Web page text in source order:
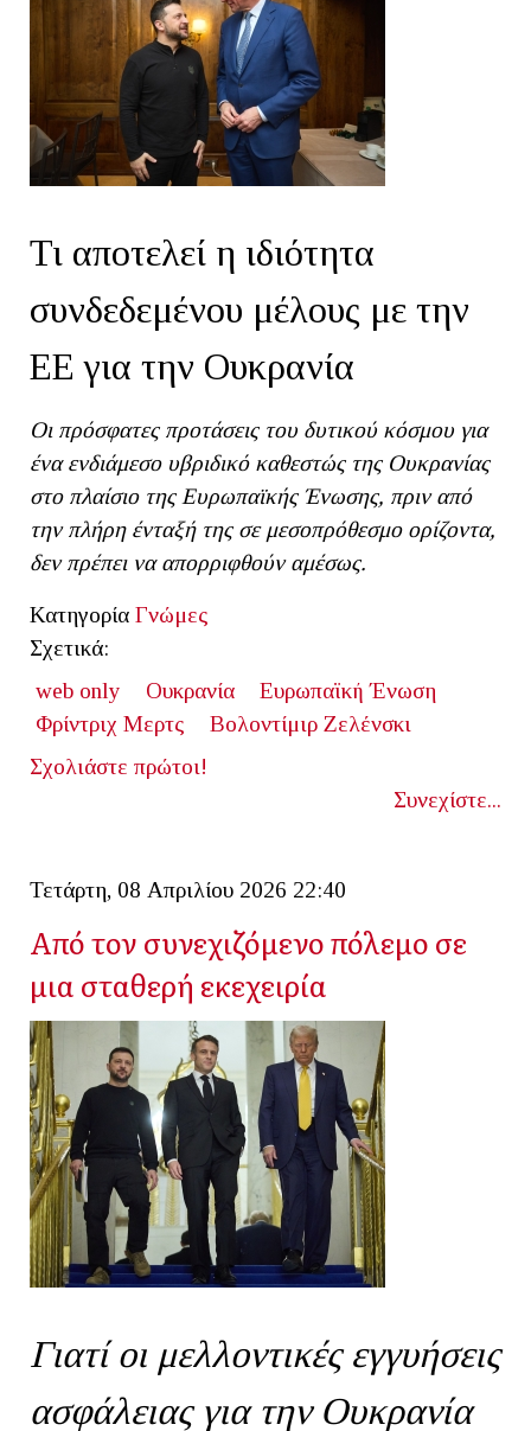
Τι αποτελεί η ιδιότητα
συνδεδεμένου μέλους με την
ΕΕ για την Ουκρανία
Οι πρόσφατες προτάσεις του δυτικού κόσμου για
ένα ενδιάμεσο υβριδικό καθεστώς της Ουκρανίας
στο πλαίσιο της Ευρωπαϊκής Ένωσης, πριν από
την πλήρη ένταξή της σε μεσοπρόθεσμο ορίζοντα,
δεν πρέπει να απορριφθούν αμέσως.
Κατηγορία Γνώμες
Σχετικά:
web only
Ουκρανία
Ευρωπαϊκή Ένωση
Φρίντριχ Μερτς
Βολοντίμιρ Ζελένσκι
Σχολιάστε πρώτοι!
Συνεχίστε...
Τετάρτη, 08 Απριλίου 2026 22:40
Από τον συνεχιζόμενο πόλεμο σε
μια σταθερή εκεχειρία
Γιατί οι μελλοντικές εγγυήσεις
ασφάλειας για την Ουκρανία